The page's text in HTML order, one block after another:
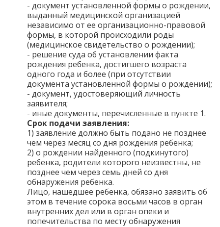
- документ установленной формы о рождении,
выданный медицинской организацией
независимо от ее организационно-правовой
формы, в которой происходили роды
(медицинское свидетельство о рождении);
- решение суда об установлении факта
рождения ребенка, достигшего возраста
одного года и более (при отсутствии
документа установленной формы о рождении);
- документ, удостоверяющий личность
заявителя;
- иные документы, перечисленные в пункте 1.
Срок подачи заявления:
1) заявление должно быть подано не позднее
чем через месяц со дня рождения ребенка;
2) о рождении найденного (подкинутого)
ребенка, родители которого неизвестны, не
позднее чем через семь дней со дня
обнаружения ребенка.
Лицо, нашедшее ребенка, обязано заявить об
этом в течение сорока восьми часов в орган
внутренних дел или в орган опеки и
попечительства по месту обнаружения